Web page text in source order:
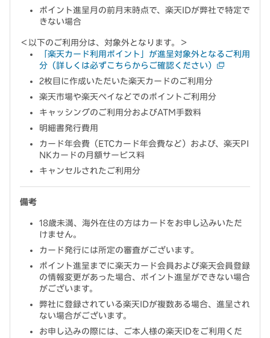
ポイント進呈月の前月末時点で、楽天IDが弊社で特定で
きない場合
＜以下のご利用分は、対象外となります。＞
「楽天カード利用ポイント」が進呈対象外となるご利用
分（詳しくは必ずこちらからご確認ください）
2枚目に作成いただいた楽天カードのご利用分
楽天市場や楽天ペイなどでのポイントご利用分
キャッシングのご利用分およびATM手数料
明細書発行費用
カード年会費（ETCカード年会費など）および、楽天PI
NKカードの月額サービス料
キャンセルされたご利用分
備考
18歳未満、海外在住の方はカードをお申し込みいただ
けません。
カード発行には所定の審査がございます。
ポイント進呈までに楽天カード会員および楽天会員登録
の情報変更があった場合、ポイント進呈ができない場合
がございます。
弊社に登録されている楽天IDが複数ある場合、進呈され
ない場合がございます。
お申し込みの際には、ご本人様の楽天IDをご利用くだ